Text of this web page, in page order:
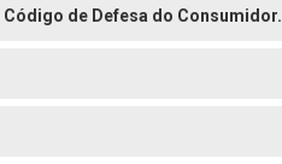
de Defesa do Consumidor.